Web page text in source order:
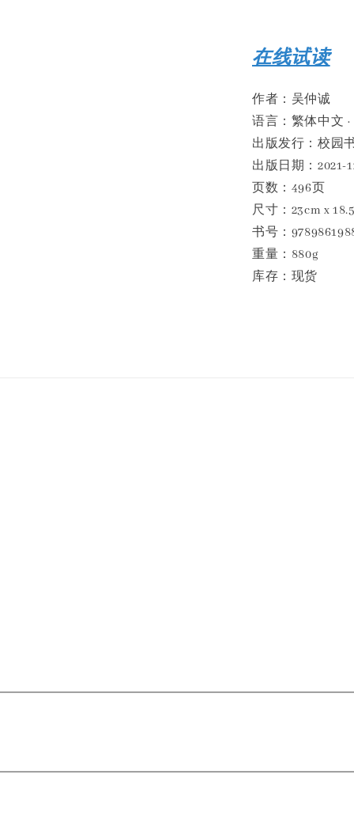
在线试读
作者：吴仲诚
语言：繁体中文
出版发行：校园
出版日期：2021-
页数：496页
尺寸：23cm x
书号：
重量：880g
库存：现货